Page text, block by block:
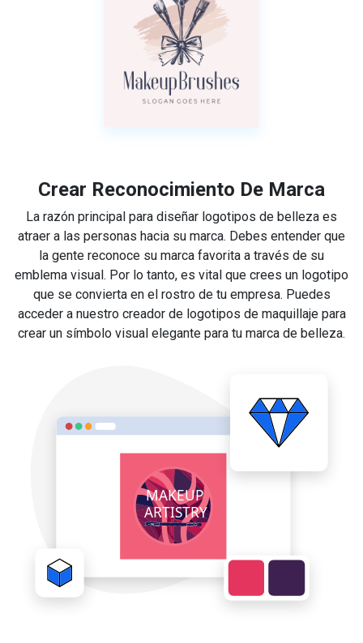
Crear Reconocimiento De Marca
La razón principal para diseñar logotipos de belleza es
atraer a las personas hacia su marca. Debes entender que
la gente reconoce su marca favorita a través de su
emblema visual. Por lo tanto, es vital que crees un logotipo
que se convierta en el rostro de tu empresa. Puedes
acceder a nuestro creador de logotipos de maquillaje para
crear un símbolo visual elegante para tu marca de belleza.